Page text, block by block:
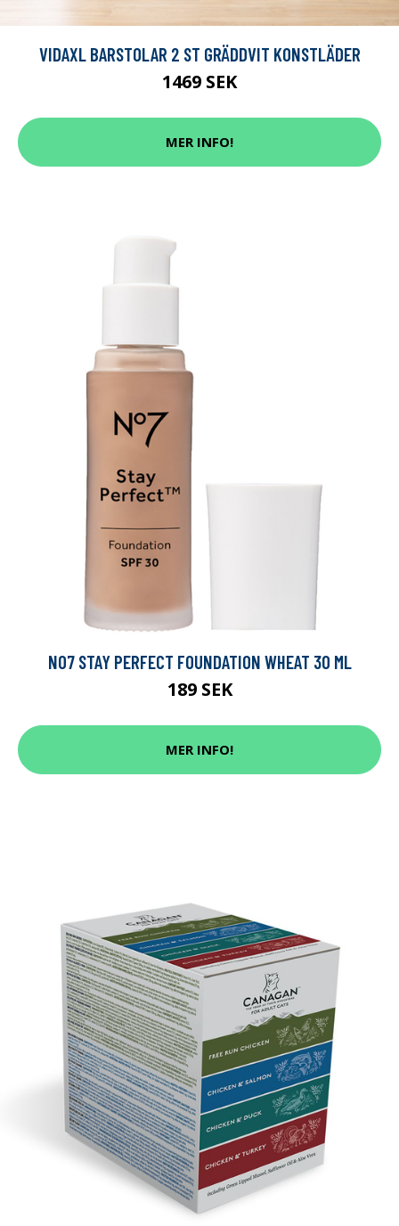
VIDAXL BARSTOLAR 2 ST GRÄDDVIT KONSTLÄDER
1469 SEK
MER INFO!
NO7 STAY PERFECT FOUNDATION WHEAT 30 ML
189 SEK
MER INFO!